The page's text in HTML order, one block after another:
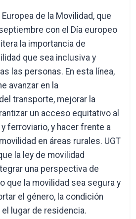
de la Movilidad, que
con el Día europeo
la importancia de
que sea inclusiva y
las personas. En esta línea,
avanzar en la
transporte, mejorar la
un acceso equitativo al
ferroviario, y hacer frente a
en áreas rurales. UGT
la ley de movilidad
una perspectiva de
que la movilidad sea segura y
el género, la condición
lugar de residencia.